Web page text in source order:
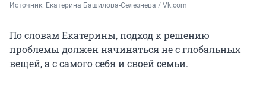
Источник: Екатерина Башилова-Селезнева / Vk.com
По словам Екатерины, подход к решению
проблемы должен начинаться не с глобальных
вещей, а с самого себя и своей семьи.